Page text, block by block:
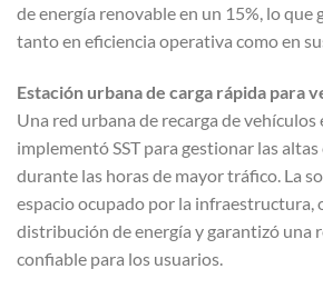
de energía renovable en un 15%, lo que
tanto en eficiencia operativa como en
Estación urbana de carga rápida para
Una red urbana de recarga de vehículos
implementó SST para gestionar las altas
durante las horas de mayor tráfico. La
espacio ocupado por la infraestructura,
distribución de energía y garantizó una
confiable para los usuarios.